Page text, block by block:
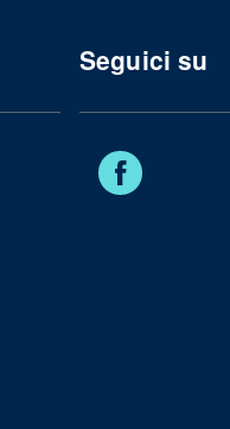
Seguici su